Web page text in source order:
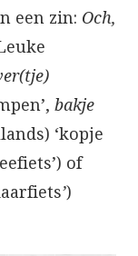
een zin: Och,
bakje
‘kopje
of
’)